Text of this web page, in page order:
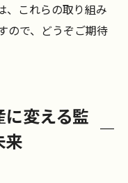
、これらの取り組み
ので、どうぞご期待
変える監
来